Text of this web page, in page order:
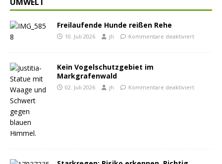
UMWELT
Freilaufende Hunde reißen Rehe
10. Juli 2026 jh Kommentare deaktiviert
Kein Vogelschutzgebiet im
Markgrafenwald
02. Juli 2026 jh Kommentare deaktiviert